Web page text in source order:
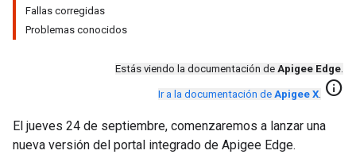
Fallas corregidas
Problemas conocidos
Estás viendo la documentación de Apigee Edge.
Ir a la documentación de Apigee X. info
El jueves 24 de septiembre, comenzaremos a lanzar una
nueva versión del portal integrado de Apigee Edge.